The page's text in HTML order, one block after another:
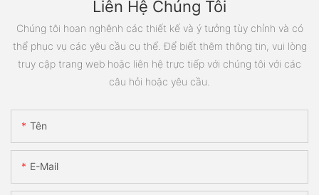
Liên Hệ Chúng Tôi
Chúng tôi hoan nghênh các thiết kế và ý tưởng tùy chỉnh và có
thể phục vụ các yêu cầu cụ thể. Để biết thêm thông tin, vui lòng
truy cập trang web hoặc liên hệ trực tiếp với chúng tôi với các
câu hỏi hoặc yêu cầu.
Tên
E-Mail